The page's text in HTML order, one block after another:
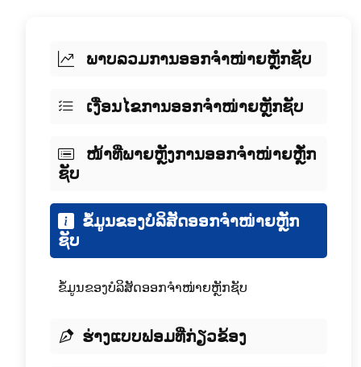
ພາບລວມການອອກຈໍາໜ່າຍຫຼັກຊັບ
ເງື່ອນໄຂການອອກຈໍາໜ່າຍຫຼັກຊັບ
ໜ້າທີ່ພາຍຫຼັງການອອກຈໍາໜ່າຍຫຼັໍກ
ຊັບ
ຂໍ້ມູນຂອງບໍລິສັດອອກຈໍາໜ່າຍຫຼັກ
ຊັບ
ຂໍ້ມູນຂອງບໍລິສັດອອກຈໍາໜ່າຍຫຼັກຊັບ
ຮ່າງແບບຟອມທີ່ກ່ຽວຂ້ອງ